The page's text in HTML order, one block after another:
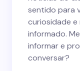
sentido para
curiosidade
informado.
informar e
conversar?